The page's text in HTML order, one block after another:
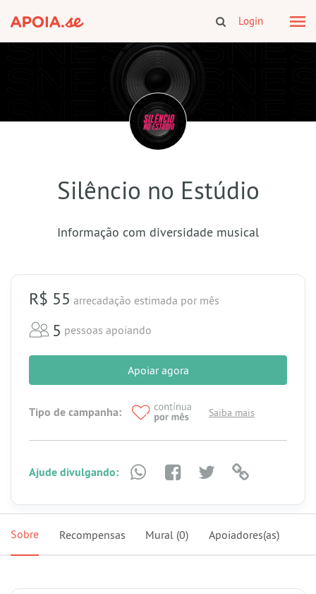
Login
Silêncio no Estúdio
Informação com diversidade musical
R$ 55 arrecadação estimada por mês
5 pessoas apoiando
Apoiar agora
Tipo de campanha: Saiba mais
Ajude divulgando:
Sobre Recompensas Mural (0) Apoiadores(as)